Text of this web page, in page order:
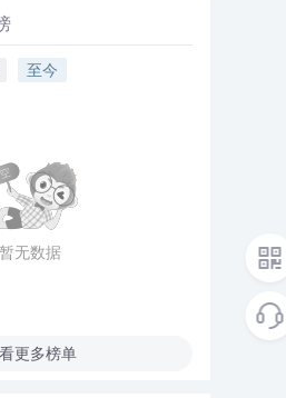
至今
暂无数据
更多榜单